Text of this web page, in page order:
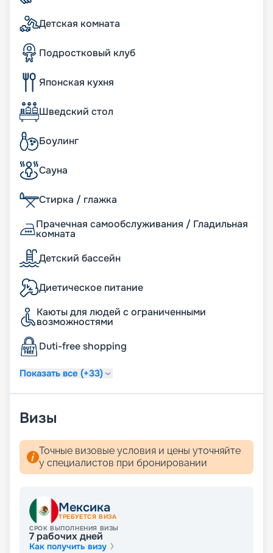
суши с собой. Предусмотрено и детское меню.
При желании вы можете заказать еду в каюту.
Детская комната
Подростковый клуб
Японская кухня
Шведский стол
Боулинг
Сауна
Стирка / глажка
Прачечная самообслуживания / Гладильная
комната
Детский бассейн
Диетическое питание
Каюты для людей с ограниченными
возможностями
Duti-free shopping
Показать все (+33)
Визы
Точные визовые условия и цены уточняйте
у специалистов при бронировании
Мексика
ТРЕБУЕТСЯ ВИЗА
СРОК ВЫПОЛНЕНИЯ ВИЗЫ
7 рабочих дней
Как получить визу